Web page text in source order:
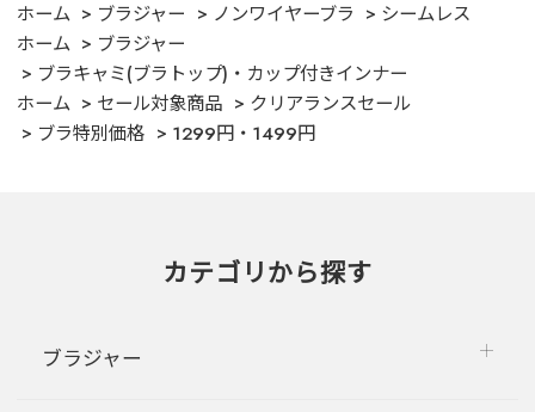
ホーム
ブラジャー ノンワイヤーブラ
シームレス
ホーム
ブラジャー
ブラキャミ(ブラトップ)・カップ付きインナー
ホーム
セール対象商品
クリアランスセール
ブラ特別価格
1299円・1499円
カテゴリから探す
ブラジャー